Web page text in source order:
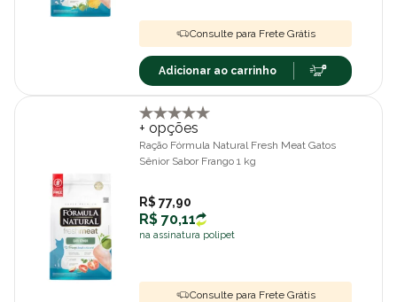
Consulte para Frete Grátis
Adicionar ao carrinho
+ opções
Ração Fórmula Natural Fresh Meat Gatos
Sênior Sabor Frango 1 kg
R$ 77,90
R$ 70,11
na assinatura polipet
Consulte para Frete Grátis